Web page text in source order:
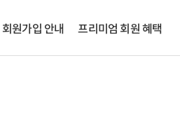
회원가입 안내 프리미엄 회원 혜택